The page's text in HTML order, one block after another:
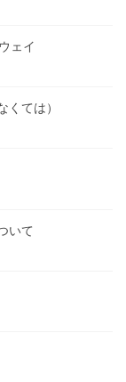
ェイ
ては）
いて